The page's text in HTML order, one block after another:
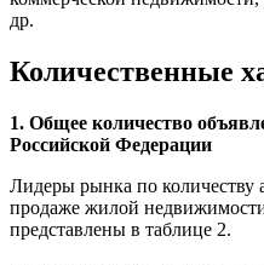
др.
Количественные
1. Общее количество
Российской Федерации
Лидеры рынка по количеству
продаже жилой
представлены в таблице 2.